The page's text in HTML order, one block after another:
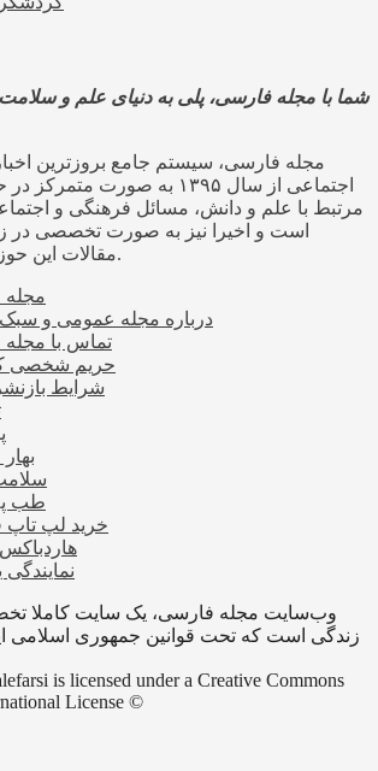
شما با مجله فارسی، پلی به دنیای علم و
مجله فارسی، سیستم جامع بروزترین
اجتماعی از سال ۱۳۹۵ به صورت
مرتبط با علم و دانش، مسائل فرهنگی و
است و اخیرا نیز به صورت تخصصی در
مقالات این حوزه‌ها فعالیت می کند.
درباره مجله عمومی و
تماس با
حریم شخصی
شرایط
طب
خرید لپ
نمایندگی
وب‌سایت مجله فارسی، یک سایت کاملا
زندگی است که تحت قوانین جمهوری اسلامی
is licensed under a Creative Commons
License ©️